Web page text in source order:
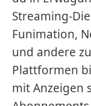
Streaming-
Funimation,
und andere
Plattformen
mit Anzeigen